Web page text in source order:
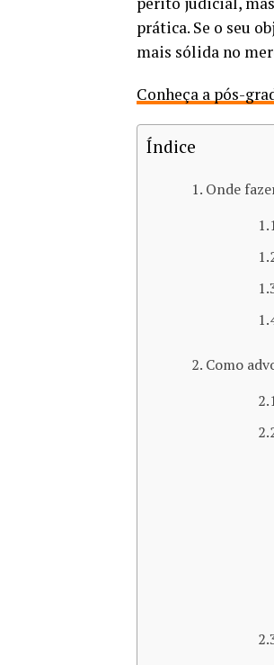
prática. Se o seu
mais sólida no
Conheça a pós-
Índice
Onde
Como